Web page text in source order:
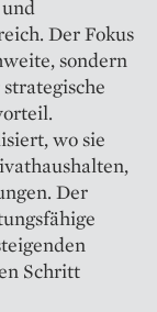
Der Fokus
sondern
wo sie
Der
Schritt